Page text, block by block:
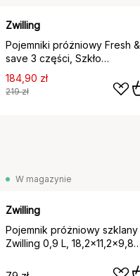
Zwilling
Pojemniki próżniowy Fresh &
save 3 części, Szkło
borosilikonowe
184,90 zł
219 zł
W magazynie
Zwilling
Pojemnik próżniowy szklany
Zwilling 0,9 L, 18,2x11,2x9,8